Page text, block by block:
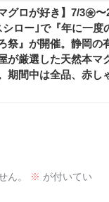
マグロが好き】7/3㊎
シロー｣で『年に一度
祭』が開催。静岡の
が厳選した天然本マ
期間中は全品、赤し
ん。 ※ が付いてい